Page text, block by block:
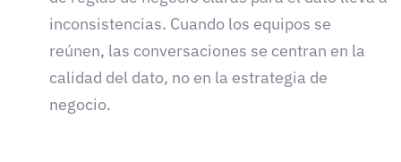
inconsistencias. Cuando los equipos se
reúnen, las conversaciones se centran en la
calidad del dato, no en la estrategia de
negocio.